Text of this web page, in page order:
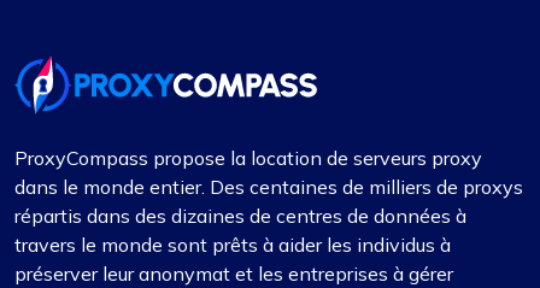
ProxyCompass propose la location de serveurs proxy
dans le monde entier. Des centaines de milliers de proxys
répartis dans des dizaines de centres de données à
travers le monde sont prêts à aider les individus à
préserver leur anonymat et les entreprises à gérer